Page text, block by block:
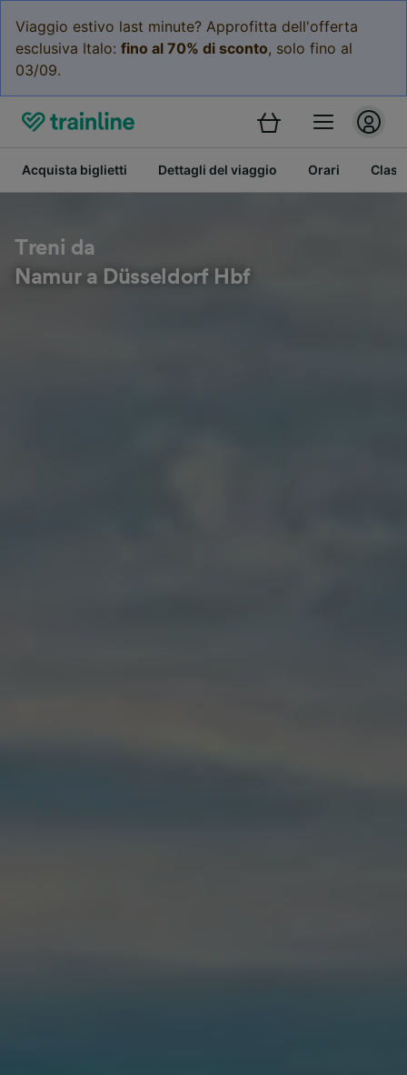
Viaggio estivo last minute? Approfitta dell'offerta
esclusiva Italo: fino al 70% di sconto, solo fino al
03/09.
Acquista biglietti Dettagli del viaggio Orari
Treni da
Namur a Düsseldorf Hbf